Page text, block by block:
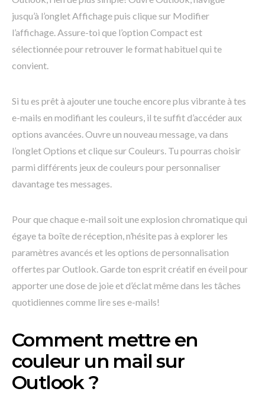
jusqu’à l’onglet Affichage puis clique sur Modifier
l’affichage. Assure-toi que l’option Compact est
sélectionnée pour retrouver le format habituel qui te
convient.
Si tu es prêt à ajouter une touche encore plus vibrante à tes
e-mails en modifiant les couleurs, il te suffit d’accéder aux
options avancées. Ouvre un nouveau message, va dans
l’onglet Options et clique sur Couleurs. Tu pourras choisir
parmi différents jeux de couleurs pour personnaliser
davantage tes messages.
Pour que chaque e-mail soit une explosion chromatique qui
égaye ta boîte de réception, n’hésite pas à explorer les
paramètres avancés et les options de personnalisation
offertes par Outlook. Garde ton esprit créatif en éveil pour
apporter une dose de joie et d’éclat même dans les tâches
quotidiennes comme lire ses e-mails!
Comment mettre en
couleur un mail sur
Outlook ?